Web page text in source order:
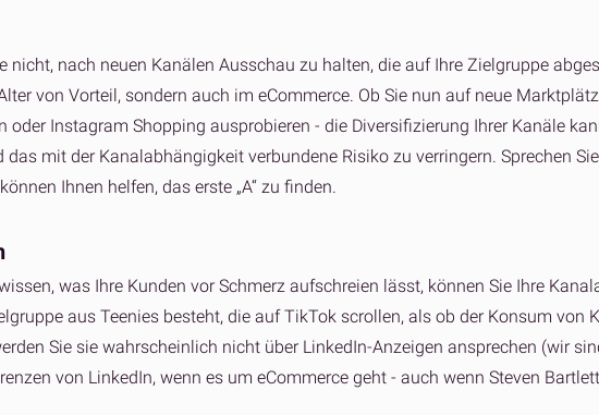
nicht, nach neuen Kanälen Ausschau zu halten, die auf Ihre Zielgruppe
von Vorteil, sondern auch im eCommerce. Ob Sie nun auf neue
oder Instagram Shopping ausprobieren - die Diversifizierung Ihrer Kanäle
das mit der Kanalabhängigkeit verbundene Risiko zu verringern. Sprechen
Ihnen helfen, das erste „A“ zu finden.
was Ihre Kunden vor Schmerz aufschreien lässt, können Sie Ihre
aus Teenies besteht, die auf TikTok scrollen, als ob der Konsum von
Sie sie wahrscheinlich nicht über LinkedIn-Anzeigen ansprechen (wir
von LinkedIn, wenn es um eCommerce geht - auch wenn Steven